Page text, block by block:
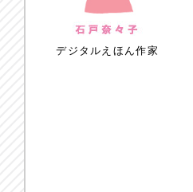
デジタルえほん作家